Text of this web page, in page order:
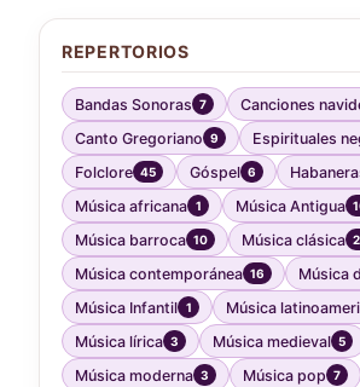
REPERTORIOS
Bandas Sonoras 7 Canciones
Canto Gregoriano 9 Espirituales
Folclore 45 Góspel 6
Música africana 1 Música Antigua
Música barroca 10 Música clásica
Música contemporánea 16 Música
Música Infantil 1 Música
Música lírica 3 Música medieval 5
Música moderna 3 Música pop 7